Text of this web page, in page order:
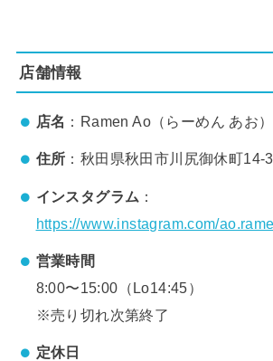
店舗情報
店名 ：Ramen Ao（らーめん あお）
住所 ：秋田県秋田市川尻御休町14-
インスタグラム ：
https://www.instagram.com/
営業時間
8:00〜15:00（Lo14:45）
※売り切れ次第終了
定休日